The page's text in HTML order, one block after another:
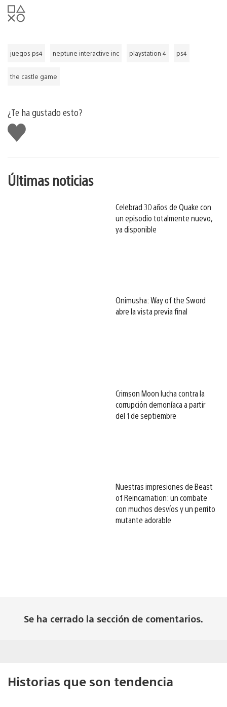
juegos ps4 neptune interactive inc playstation 4 ps4
the castle game
¿Te ha gustado esto?
Me
gusta
Últimas noticias
Celebrad 30 años de Quake con
un episodio totalmente nuevo,
ya disponible
Onimusha: Way of the Sword
abre la vista previa final
Crimson Moon lucha contra la
corrupción demoníaca a partir
del 1 de septiembre
Nuestras impresiones de Beast
of Reincarnation: un combate
con muchos desvíos y un perrito
mutante adorable
Se ha cerrado la sección de comentarios.
Historias que son tendencia